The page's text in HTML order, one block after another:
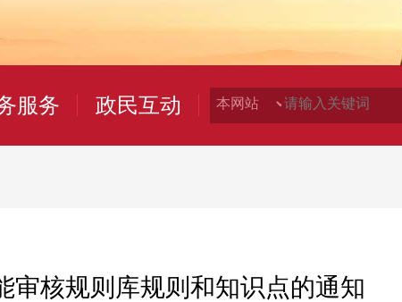
服务 政民互动
审核规则库规则和知识点的通知